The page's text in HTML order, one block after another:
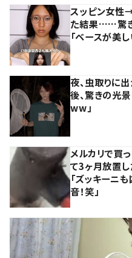
スッピン女性
た結果……驚き
「ベースが美し
夜、虫取りに
後、驚きの光景
ww」
メルカリで買
て3ヶ月放置
「ズッキーニ
音！笑」